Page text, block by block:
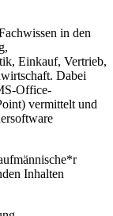
in den
Einkauf, Vertrieb,
Dabei
Office-
vermittelt und
Inhalten